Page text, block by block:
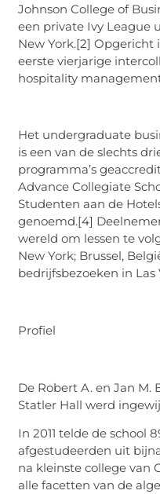
Johnson College of
een private Ivy League
New York.[2] Opgericht
eerste vierjarige
hospitality
Het undergraduate
is een van de slechts
programma’s
Advance Collegiate
Studenten aan de
genoemd.[4]
wereld om lessen te
New York; Brussel,
bedrijfsbezoeken in Las
Profiel
De Robert A. en Jan M.
Statler Hall werd
In 2011 telde de school
afgestudeerden uit
na kleinste college van
alle facetten van de